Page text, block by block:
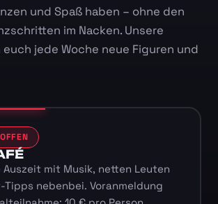
und Spaß haben – ohne den
im Nacken. Unsere
jede Woche neue Figuren und
Auszeit mit Musik, netten Leuten
Tipps nebenbei. Voranmeldung